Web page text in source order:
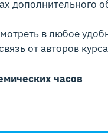
дополнительного
в любое
от авторов
часов